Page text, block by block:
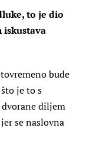
to je dio
iskustava
bude
je to s
dvorane diljem
se naslovna